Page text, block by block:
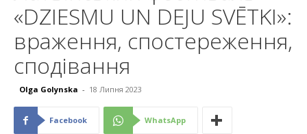
«DZIESMU UN DEJU SVĒTKI»:
враження, спостереження,
сподівання
Olga Golynska - 18 Липня 2023
Facebook WhatsApp